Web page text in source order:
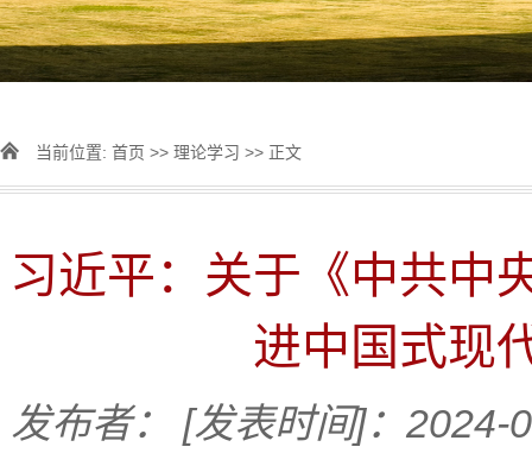
当前位置: 首页 >> 理论学习 >> 正文
习近平：关于《中共中
进中国式现
发布者： [发表时间]：2024-